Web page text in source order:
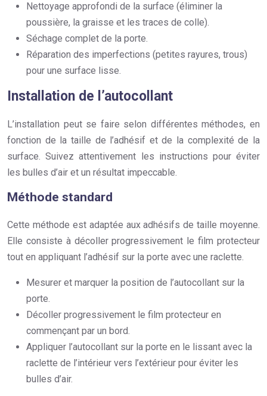
Nettoyage approfondi de la surface (éliminer la
poussière, la graisse et les traces de colle).
Séchage complet de la porte.
Réparation des imperfections (petites rayures, trous)
pour une surface lisse.
Installation de l’autocollant
L’installation peut se faire selon différentes méthodes, en
fonction de la taille de l’adhésif et de la complexité de la
surface. Suivez attentivement les instructions pour éviter
les bulles d’air et un résultat impeccable.
Méthode standard
Cette méthode est adaptée aux adhésifs de taille moyenne.
Elle consiste à décoller progressivement le film protecteur
tout en appliquant l’adhésif sur la porte avec une raclette.
Mesurer et marquer la position de l’autocollant sur la
porte.
Décoller progressivement le film protecteur en
commençant par un bord.
Appliquer l’autocollant sur la porte en le lissant avec la
raclette de l’intérieur vers l’extérieur pour éviter les
bulles d’air.